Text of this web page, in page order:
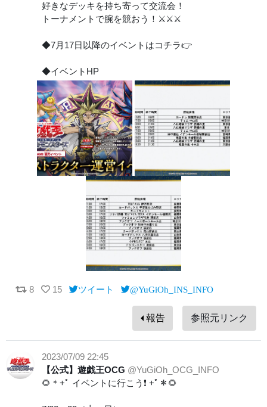
好きなデッキを持ち寄って交流会！
トーナメントで腕を競おう！⚔⚔⚔
◆7月17日以降のイベントはコチラ👉
◆イベントHP
8 15 ツイート @YuGiOh_INS_INFO
報告 参照元リンク
2023/07/09 22:45
【公式】遊戯王OCG @YuGiOh_OCG_INFO
🌻＊+ﾟ イベントに行こう❗️ +ﾟ＊🌻